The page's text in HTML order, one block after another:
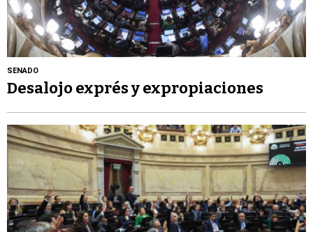
SENADO
Desalojo exprés y expropiaciones